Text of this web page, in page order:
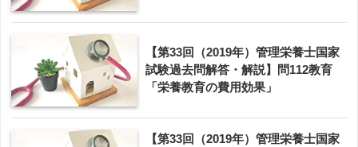
【第33回（2019年）管理栄養士国家
試験過去問解答・解説】問112教育
「栄養教育の費用効果」
【第33回（2019年）管理栄養士国家